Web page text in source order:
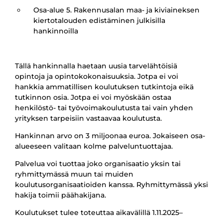
Osa-alue 5. Rakennusalan maa- ja kiviaineksen
kiertotalouden edistäminen julkisilla
hankinnoilla
Tällä hankinnalla haetaan uusia tarvelähtöisiä
opintoja ja opintokokonaisuuksia. Jotpa ei voi
hankkia ammatillisen koulutuksen tutkintoja eikä
tutkinnon osia. Jotpa ei voi myöskään ostaa
henkilöstö- tai työvoimakoulutusta tai vain yhden
yrityksen tarpeisiin vastaavaa koulutusta.
Hankinnan arvo on 3 miljoonaa euroa. Jokaiseen osa-
alueeseen valitaan kolme palveluntuottajaa.
Palvelua voi tuottaa joko organisaatio yksin tai
ryhmittymässä muun tai muiden
koulutusorganisaatioiden kanssa. Ryhmittymässä yksi
hakija toimii päähakijana.
Koulutukset tulee toteuttaa aikavälillä 1.11.2025–